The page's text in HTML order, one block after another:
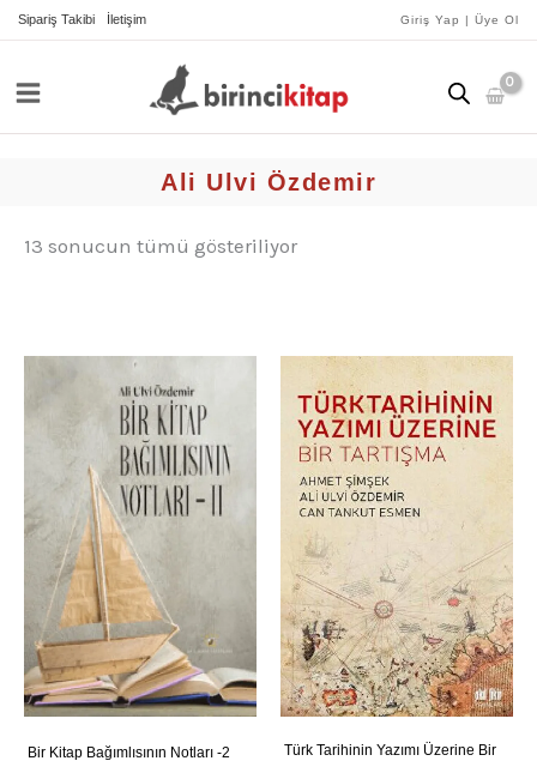
İçeriğe
Sipariş Takibi İletişim Giriş Yap | Üye Ol
Ali Ulvi Özdemir
13 sonucun tümü gösteriliyor
göre
Bir Kitap Bağımlısının Notları -2
Türk Tarihinin Yazımı Üzerine Bir